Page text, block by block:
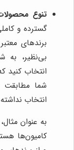
تنوع
گسترده و
برندهای
بی‌نظیر، به
انتخاب کنید
شما
انتخاب
به عنوان
کامیون‌ها